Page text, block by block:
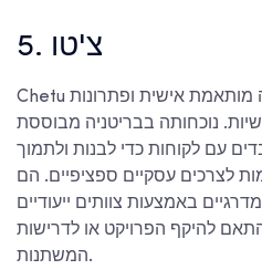
5. צ'טו
Chetu מספקת פיתוח תוכנה מותאמת אישית ופתרונות
נוכחותה בבריטניה מבוססת
עם לקוחות כדי לבנות ולתמוך
לצרכים עסקיים ספציפיים. הם
באמצעות צוותים ייעודיים
להיקף הפרויקט או לדרישות
המשתנות.